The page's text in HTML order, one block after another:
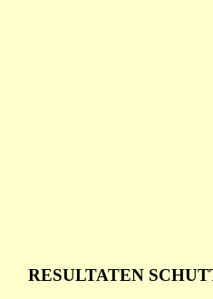
RESULTATEN